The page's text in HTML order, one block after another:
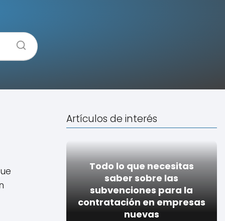
Artículos de interés
Todo lo que necesitas
saber sobre las
subvenciones para la
contratación en empresas
nuevas